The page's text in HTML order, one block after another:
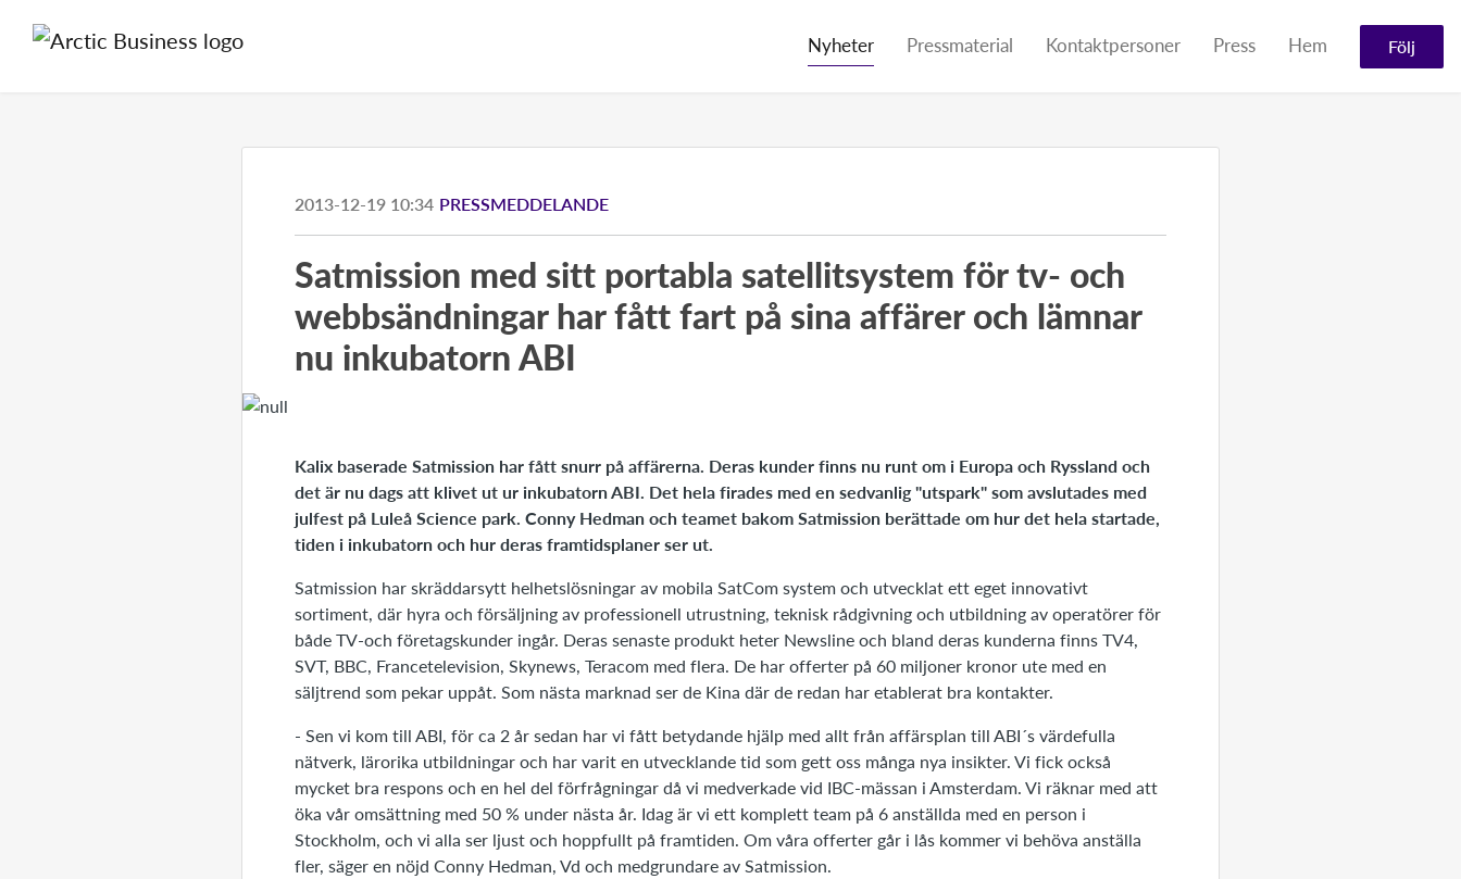
Nyheter Pressmaterial Kontaktpersoner Press Hem Följ
2013-12-19 10:34 PRESSMEDDELANDE
Satmission med sitt portabla satellitsystem för tv- och
webbsändningar har fått fart på sina affärer och lämnar
nu inkubatorn ABI
Kalix baserade Satmission har fått snurr på affärerna. Deras kunder finns nu runt om i Europa och Ryssland och
det är nu dags att klivet ut ur inkubatorn ABI. Det hela firades med en sedvanlig "utspark" som avslutades med
julfest på Luleå Science park. Conny Hedman och teamet bakom Satmission berättade om hur det hela startade,
tiden i inkubatorn och hur deras framtidsplaner ser ut.
Satmission har skräddarsytt helhetslösningar av mobila SatCom system och utvecklat ett eget innovativt
sortiment, där hyra och försäljning av professionell utrustning, teknisk rådgivning och utbildning av operatörer för
både TV-och företagskunder ingår. Deras senaste produkt heter Newsline och bland deras kunderna finns TV4,
SVT, BBC, Francetelevision, Skynews, Teracom med flera. De har offerter på 60 miljoner kronor ute med en
säljtrend som pekar uppåt. Som nästa marknad ser de Kina där de redan har etablerat bra kontakter.
- Sen vi kom till ABI, för ca 2 år sedan har vi fått betydande hjälp med allt från affärsplan till ABI´s värdefulla
nätverk, lärorika utbildningar och har varit en utvecklande tid som gett oss många nya insikter. Vi fick också
mycket bra respons och en hel del förfrågningar då vi medverkade vid IBC-mässan i Amsterdam. Vi räknar med att
öka vår omsättning med 50 % under nästa år. Idag är vi ett komplett team på 6 anställda med en person i
Stockholm, och vi alla ser ljust och hoppfullt på framtiden. Om våra offerter går i lås kommer vi behöva anställa
fler, säger en nöjd Conny Hedman, Vd och medgrundare av Satmission.